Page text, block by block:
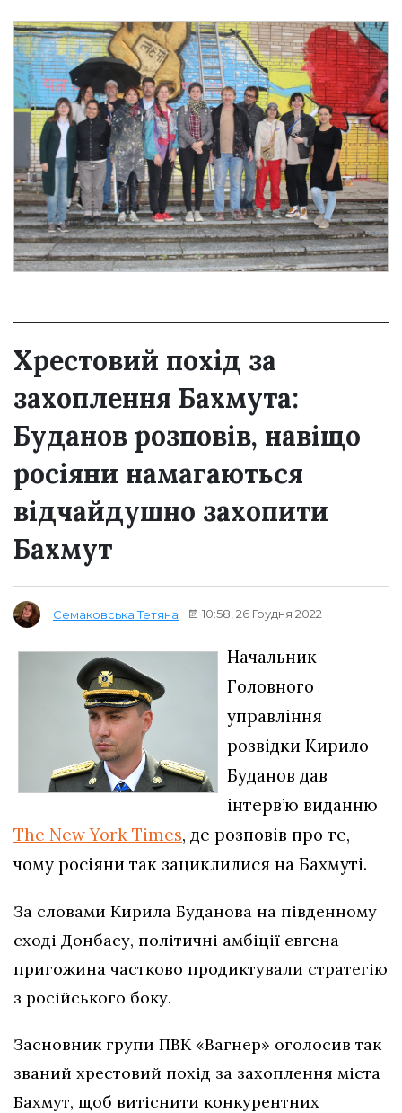
Хрестовий похід за
захоплення Бахмута:
Буданов розповів, навіщо
росіяни намагаються
відчайдушно захопити
Бахмут
Семаковська Тетяна 10:58, 26 Грудня 2022
Начальник
Головного
управління
розвідки Кирило
Буданов дав
інтерв’ю виданню
The New York Times, де розповів про те,
чому росіяни так зациклилися на Бахмуті.
За словами Кирила Буданова на південному
сході Донбасу, політичні амбіції євгена
пригожина частково продиктували стратегію
з російського боку.
Засновник групи ПВК «Вагнер» оголосив так
званий хрестовий похід за захоплення міста
Бахмут, щоб витіснити конкурентних